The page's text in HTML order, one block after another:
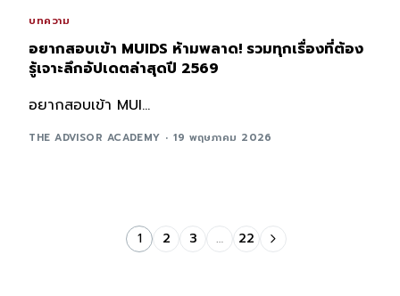
บทความ
อยากสอบเข้า MUIDS ห้ามพลาด! รวมทุกเรื่องที่ต้อง
รู้เจาะลึกอัปเดตล่าสุดปี 2569
อยากสอบเข้า MUI...
THE ADVISOR ACADEMY 19 พฤษภาคม 2026
1 2 3 … 22